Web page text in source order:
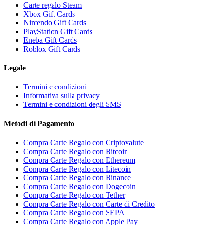
Carte regalo Steam
Xbox Gift Cards
Nintendo Gift Cards
PlayStation Gift Cards
Eneba Gift Cards
Roblox Gift Cards
Legale
Termini e condizioni
Informativa sulla privacy
Termini e condizioni degli SMS
Metodi di Pagamento
Compra Carte Regalo con Criptovalute
Compra Carte Regalo con Bitcoin
Compra Carte Regalo con Ethereum
Compra Carte Regalo con Litecoin
Compra Carte Regalo con Binance
Compra Carte Regalo con Dogecoin
Compra Carte Regalo con Tether
Compra Carte Regalo con Carte di Credito
Compra Carte Regalo con SEPA
Compra Carte Regalo con Apple Pay